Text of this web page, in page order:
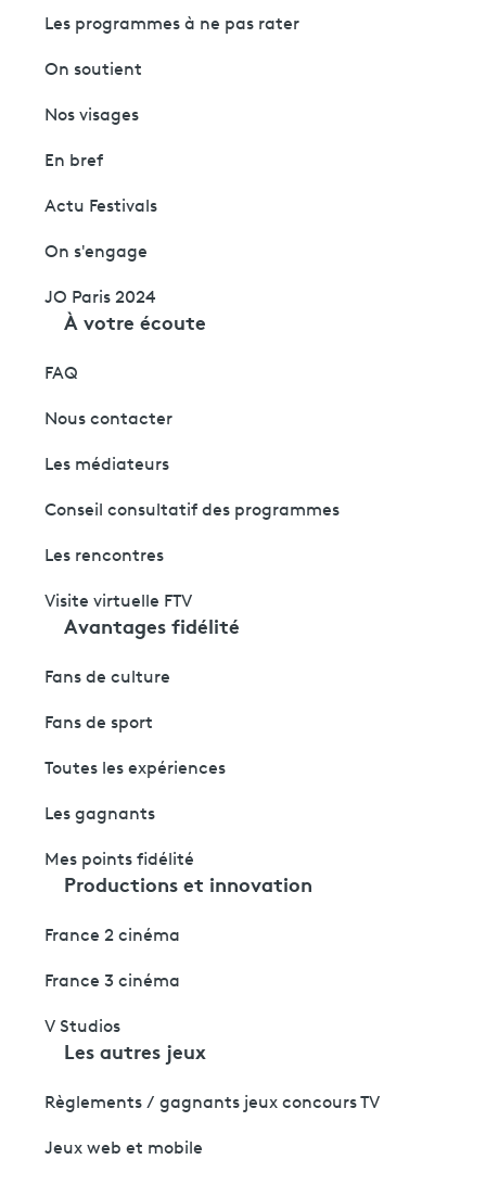
Les programmes à ne pas rater
On soutient
Nos visages
En bref
Actu Festivals
On s'engage
JO Paris 2024
À votre écoute
FAQ
Nous contacter
Les médiateurs
Conseil consultatif des programmes
Les rencontres
Visite virtuelle FTV
Avantages fidélité
Fans de culture
Fans de sport
Toutes les expériences
Les gagnants
Mes points fidélité
Productions et innovation
France 2 cinéma
France 3 cinéma
V Studios
Les autres jeux
Règlements / gagnants jeux concours TV
Jeux web et mobile